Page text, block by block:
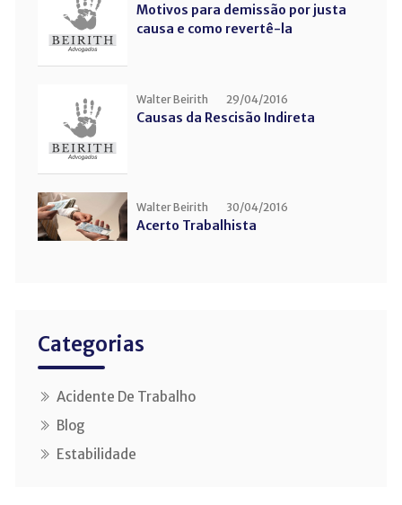
Motivos para demissão por justa
causa e como revertê-la
Walter Beirith 29/04/2016
Causas da Rescisão Indireta
Walter Beirith 30/04/2016
Acerto Trabalhista
Categorias
Acidente De Trabalho
Blog
Estabilidade